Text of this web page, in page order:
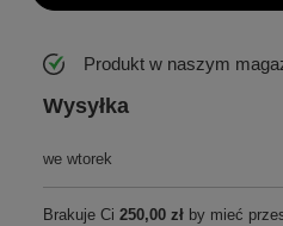
Produkt w naszym
Wysyłka
we wtorek
Brakuje Ci 250,00 zł by mieć